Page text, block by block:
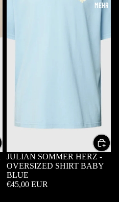
MEHR
JULIAN SOMMER HERZ -
OVERSIZED SHIRT BABY
BLUE
€45,00 EUR